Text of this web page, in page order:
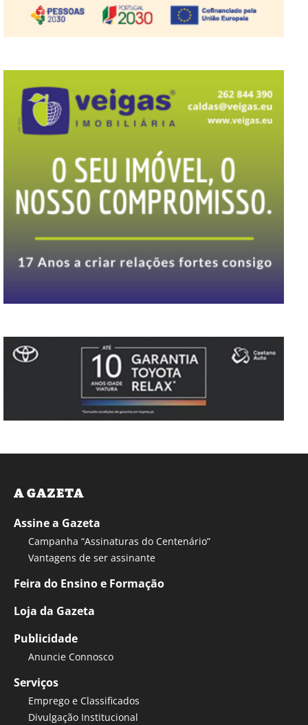
A GAZETA
Assine a Gazeta
Campanha “Assinaturas do Centenário”
Vantagens de ser assinante
Feira do Ensino e Formação
Loja da Gazeta
Publicidade
Anuncie Connosco
Serviços
Emprego e Classificados
Divulgação Institucional